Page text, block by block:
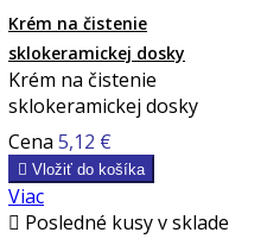
Krém na čistenie
sklokeramickej dosky
Krém na čistenie
sklokeramickej dosky
Cena 5,12 €
 Vložiť do košíka
Viac
 Posledné kusy v sklade